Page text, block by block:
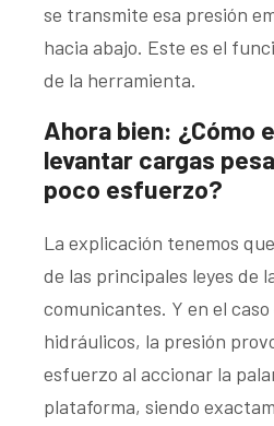
se transmite esa presión
hacia abajo. Este es el
de la herramienta.
Ahora bien: ¿Cómo
levantar cargas
poco esfuerzo?
La explicación tenemos
de las principales leyes de
comunicantes. Y en el caso
hidráulicos, la presión
esfuerzo al accionar la
plataforma, siendo